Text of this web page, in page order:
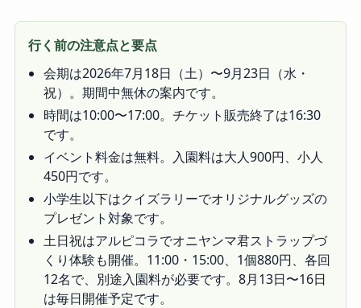
行く前の注意点と要点
会期は2026年7月18日（土）〜9月23日（水・
祝）。期間中無休の案内です。
時間は10:00〜17:00。チケット販売終了は16:30
です。
イベント料金は無料。入園料は大人900円、小人
450円です。
小学生以下はクイズラリーでオリジナルグッズの
プレゼント対象です。
土日祝はアルピコラでオニヤンマ君ストラップづ
くり体験も開催。11:00・15:00、1個880円、各回
12名で、別途入園料が必要です。8月13日〜16日
は毎日開催予定です。